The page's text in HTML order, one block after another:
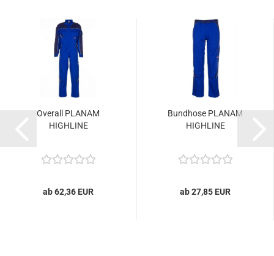
Overall PLANAM
HIGHLINE
ab 62,36 EUR
Bundhose PLANAM
HIGHLINE
ab 27,85 EUR